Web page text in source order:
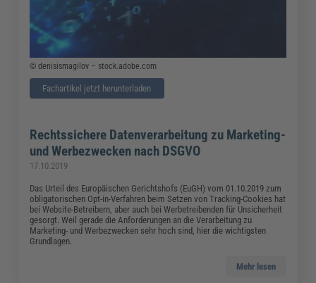
© denisismagilov – stock.adobe.com
Fachartikel jetzt herunterladen
Rechtssichere Datenverarbeitung zu Marketing-
und Werbezwecken nach DSGVO
17.10.2019
Das Urteil des Europäischen Gerichtshofs (EuGH) vom 01.10.2019 zum
obligatorischen Opt-in-Verfahren beim Setzen von Tracking-Cookies hat
bei Website-Betreibern, aber auch bei Werbetreibenden für Unsicherheit
gesorgt. Weil gerade die Anforderungen an die Verarbeitung zu
Marketing- und Werbezwecken sehr hoch sind, hier die wichtigsten
Grundlagen.
Mehr lesen